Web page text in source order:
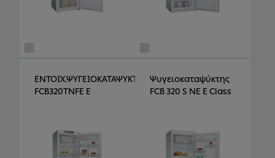
ΕΝΤΟΙΧ.ΨΥΓΕΙΟΚΑΤΑΨΥΚΤΗΣ
FCB320TNFE E
Ψυγειοκαταψύκτης
FCB 320 S NE E Class